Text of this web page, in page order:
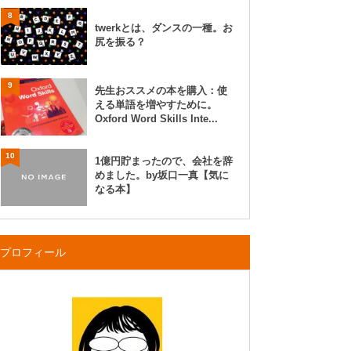
8
twerkとは、ダンスの一種。お
尻を振る？
9
先生おススメの本を購入：使
える単語を増やすために。
Oxford Word Skills Inte...
10
1億円貯まったので、会社を辞
めました。by坂口一真【気に
なる本】
プロフィール